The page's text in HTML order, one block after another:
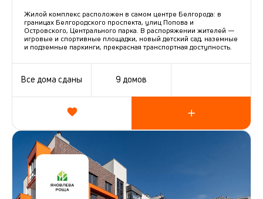
Жилой комплекс расположен в самом центре Белгорода: в
границах Белгородского проспекта, улиц Попова и
Островского, Центрального парка. В распоряжении жителей —
игровые и спортивные площадки, новый детский сад, наземные
и подземные паркинги, прекрасная транспортная доступность.
Все дома сданы 9 домов